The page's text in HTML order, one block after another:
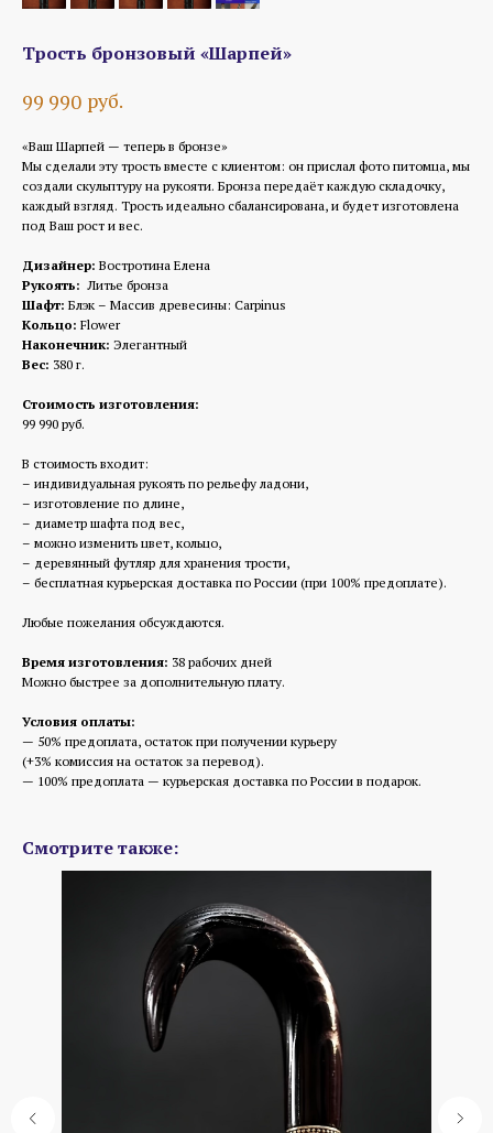
Трость бронзовый «Шарпей»
99 990 руб.
«Ваш Шарпей — теперь в бронзе»
Мы сделали эту трость вместе с клиентом: он прислал фото питомца, мы
создали скульптуру на рукояти. Бронза передаёт каждую складочку,
каждый взгляд. Трость идеально сбалансирована, и будет изготовлена
под Ваш рост и вес.
Дизайнер: Востротина Елена
Рукоять: Литье бронза
Шафт: Блэк – Массив древесины: Carpinus
Кольцо: Flower
Наконечник: Элегантный
Вес: 380 г.
Стоимость изготовления:
99 990 руб.
В стоимость входит:
– индивидуальная рукоять по рельефу ладони,
– изготовление по длине,
– диаметр шафта под вес,
– можно изменить цвет, кольцо,
– деревянный футляр для хранения трости,
– бесплатная курьерская доставка по России (при 100% предоплате).
Любые пожелания обсуждаются.
Время изготовления: 38 рабочих дней
Можно быстрее за дополнительную плату.
Условия оплаты:
— 50% предоплата, остаток при получении курьеру
(+3% комиссия на остаток за перевод).
— 100% предоплата — курьерская доставка по России в подарок.
Смотрите также: